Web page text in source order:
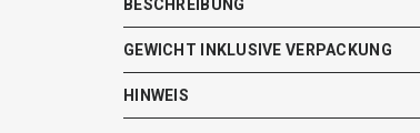
BESCHREIBUNG
GEWICHT INKLUSIVE VERPACKUNG
HINWEIS